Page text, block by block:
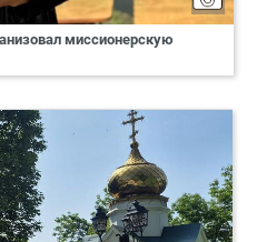
миссионерскую